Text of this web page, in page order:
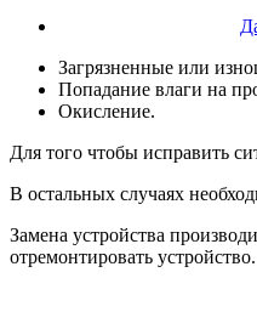
Загрязненные или
Попадание влаги на
Окисление.
Для того чтобы исправить
В остальных случаях
Замена устройства
отремонтировать устройство.